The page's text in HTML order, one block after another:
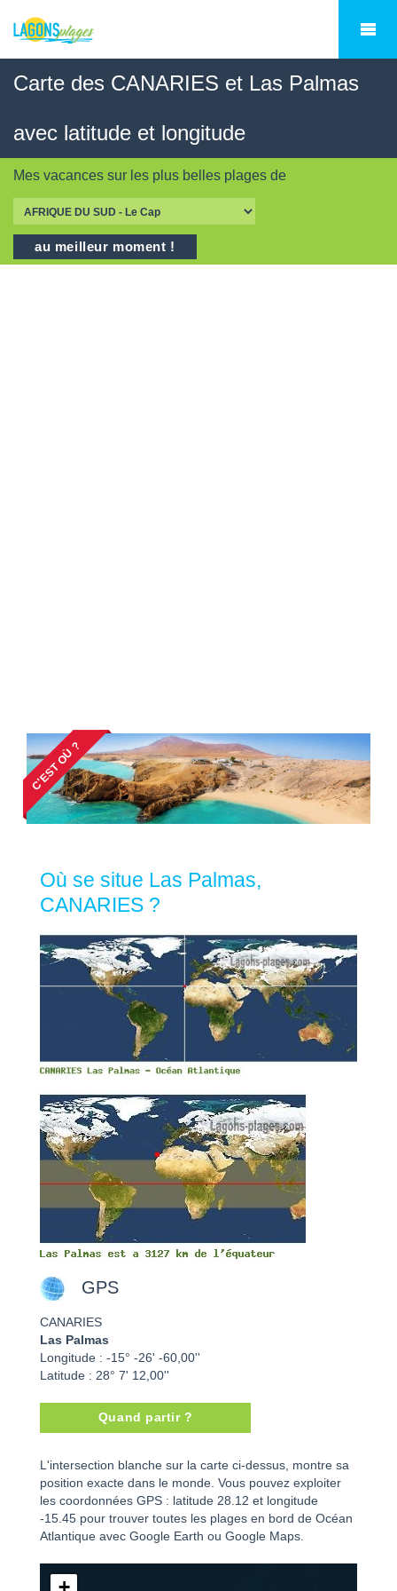
Carte des CANARIES et Las Palmas
avec latitude et longitude
Mes vacances sur les plus belles plages de
au meilleur moment !
C'EST OÙ ?
Où se situe Las Palmas,
CANARIES ?
GPS
CANARIES
Las Palmas
Longitude : -15° -26' -60,00''
Latitude : 28° 7' 12,00''
Quand partir ?
L'intersection blanche sur la carte ci-dessus, montre sa
position exacte dans le monde. Vous pouvez exploiter
les coordonnées GPS : latitude 28.12 et longitude
-15.45 pour trouver toutes les plages en bord de Océan
Atlantique avec Google Earth ou Google Maps.